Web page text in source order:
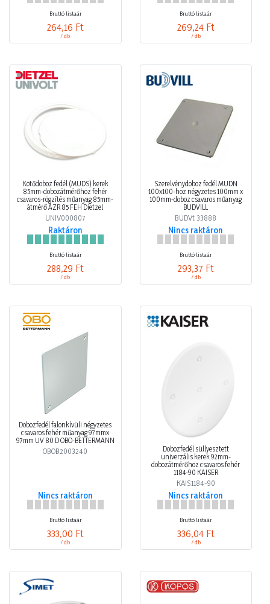
Bruttó listaár
264,16 Ft
/ db
Bruttó listaár
269,24 Ft
/ db
Kötődoboz fedél (MÜDS) kerek
85mm-dobozátmérőhöz fehér
csavaros-rögzítés műanyag 85mm-
átmérő AZR 85 FEH Dietzel
UNIV000807
Raktáron
Bruttó listaár
288,29 Ft
/ db
Szerelvénydoboz fedél MÜDN
100x100-hoz négyzetes 100mm x
100mm-doboz csavaros műanyag
BUDVILL
BUDVt 33888
Nincs raktáron
Bruttó listaár
293,37 Ft
/ db
Dobozfedél falonkívüli négyzetes
csavaros fehér műanyag 97mmx
97mm UV 80 D OBO-BETTERMANN
OBOB2003240
Nincs raktáron
Bruttó listaár
333,00 Ft
/ db
Dobozfedél süllyesztett
univerzális kerek 92mm-
dobozátmérőhöz csavaros fehér
1184-90 KAISER
KAIS1184-90
Nincs raktáron
Bruttó listaár
336,04 Ft
/ db